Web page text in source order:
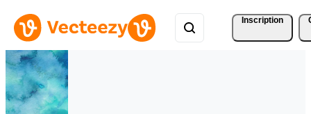
Inscription